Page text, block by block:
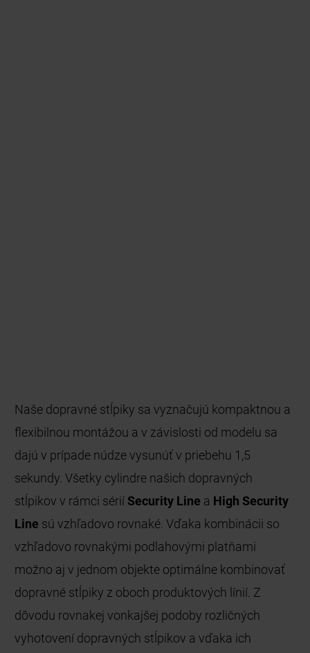
Naše dopravné stĺpiky sa vyznačujú kompaktnou a
flexibilnou montážou a v závislosti od modelu sa
dajú v prípade núdze vysunúť v priebehu 1,5
sekundy. Všetky cylindre našich dopravných
stĺpikov v rámci sérií Security Line a High Security
Line sú vzhľadovo rovnaké. Vďaka kombinácii so
vzhľadovo rovnakými podlahovými platňami
možno aj v jednom objekte optimálne kombinovať
dopravné stĺpiky z oboch produktových línií. Z
dôvodu rovnakej vonkajšej podoby rozličných
vyhotovení dopravných stĺpikov a vďaka ich